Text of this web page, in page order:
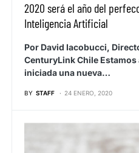
2020 será el año del
Inteligencia Artificial
Por David Iacobucci,
CenturyLink Chile
iniciada una nueva…
BY STAFF 24 ENERO, 2020